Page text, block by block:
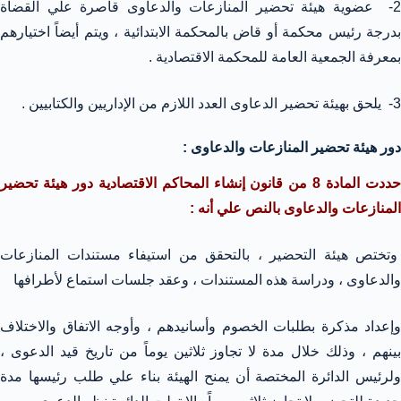
2- عضوية هيئة تحضير المنازعات والدعاوى قاصرة علي القضاة
بدرجة رئيس محكمة أو قاض بالمحكمة الابتدائية ، ويتم أيضاً اختيارهم
بمعرفة الجمعية العامة للمحكمة الاقتصادية .
3- يلحق بهيئة تحضير الدعاوى العدد اللازم من الإداريين والكتابيين .
دور هيئة تحضير المنازعات والدعاوى :
حددت المادة 8 من قانون إنشاء المحاكم الاقتصادية دور هيئة تحضير
المنازعات والدعاوى بالنص علي أنه :
وتختص هيئة التحضير ، بالتحقق من استيفاء مستندات المنازعات
والدعاوى ، ودراسة هذه المستندات ، وعقد جلسات استماع لأطرافها
وإعداد مذكرة بطلبات الخصوم وأسانيدهم ، وأوجه الاتفاق والاختلاف
بينهم ، وذلك خلال مدة لا تجاوز ثلاثين يوماً من تاريخ قيد الدعوى ،
ولرئيس الدائرة المختصة أن يمنح الهيئة بناء علي طلب رئيسها مدة